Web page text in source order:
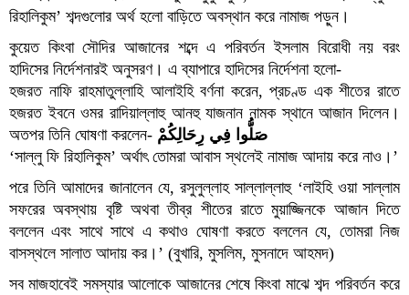
রিহালিকুম’ শব্দগুলোর অর্থ হলো বাড়িতে অবস্থান করে নামাজ পড়ুন।
কুয়েত কিংবা সৌদির আজানের শব্দে এ পরিবর্তন ইসলাম বিরোধী নয় বরং
হাদিসের নির্দেশনারই অনুসরণ। এ ব্যাপারে হাদিসের নির্দেশনা হলো-
হজরত নাফি রাহমাতুল্লাহি আলাইহি বর্ণনা করেন, প্রচণ্ড এক শীতের রাতে
হজরত ইবনে ওমর রাদিয়াল্লাহু আনহু যাজনান নামক স্থানে আজান দিলেন।
অতপর তিনি ঘোষণা করলেন- صَلُّوا فِي رِحَالِكُمْ
‘সাল্লু ফি রিহালিকুম’ অর্থাৎ তোমরা আবাস স্থলেই নামাজ আদায় করে নাও।’
পরে তিনি আমাদের জানালেন যে, রসুলুল্লাহ সাল্লাল্লাহু ‘লাইহি ওয়া সাল্লাম
সফরের অবস্থায় বৃষ্টি অথবা তীব্র শীতের রাতে মুয়াজ্জিনকে আজান দিতে
বললেন এবং সাথে সাথে এ কথাও ঘোষণা করতে বললেন যে, তোমরা নিজ
বাসস্থলে সালাত আদায় কর।’ (বুখারি, মুসলিম, মুসনাদে আহমদ)
সব মাজহাবেই সমস্যার আলোকে আজানের শেষে কিংবা মাঝে শব্দ পরিবর্তন করে